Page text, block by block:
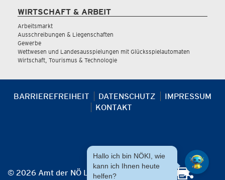
WIRTSCHAFT & ARBEIT
Arbeitsmarkt
Ausschreibungen & Liegenschaften
Gewerbe
Wettwesen und Landesausspielungen mit Glücksspielautomaten
Wirtschaft, Tourismus & Technologie
BARRIEREFREIHEIT DATENSCHUTZ
IMPRESSUM
KONTAKT
© 2026 Amt der NÖ Landesregierung
Hallo ich bin NÖKI, wie
kann ich Ihnen heute
helfen?